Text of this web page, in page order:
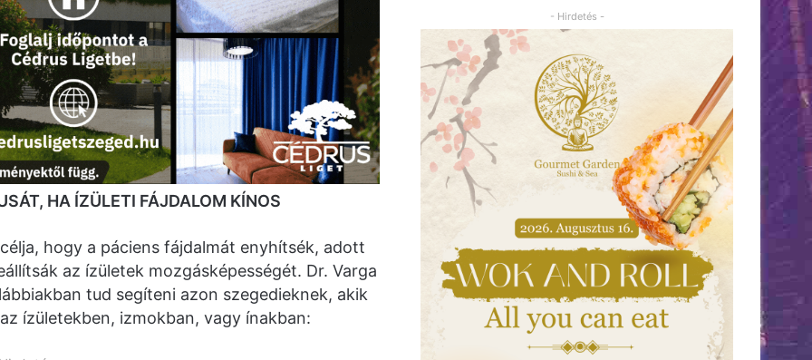
HA ÍZÜLETI FÁJDALOM KÍNOS
hogy a páciens fájdalmát enyhítsék, adott
az ízületek mozgásképességét. Dr. Varga
tud segíteni azon szegedieknek, akik
ízületekben, izmokban, vagy ínakban:
- Hirdetés -